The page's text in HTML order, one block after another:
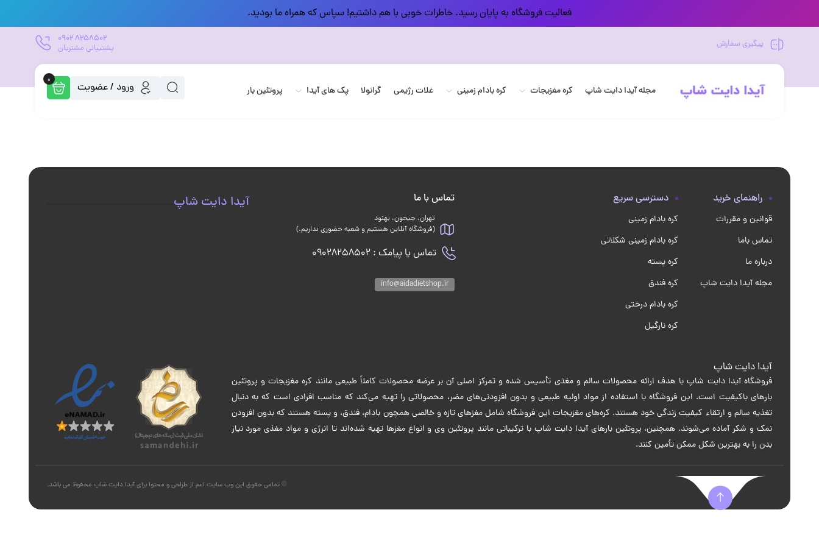
فعالیت فروشگاه به پایان رسید. خاطرات خوبی با هم داشتیم! سپاس که همراه ما بودید.
پیگیری سفارش 8258502
0902
پشتیبانی مشتریان
مجله آیدا دایت شاپ کره مغزیجات کره بادام زمینی غلات رژیمی گرانولا پک های آیدا پروتئین بار
0
ورود / عضویت
راهنمای خرید
قوانین و مقررات
تماس باما
درباره ما
مجله آیدا دایت شاپ
دسترسی سریع
کره بادام زمینی
کره بادام زمینی شکلاتی
کره پسته
کره فندق
کره بادام درختی
کره نارگیل
تماس با ما
تهران، جیحون، بهنود
(فروشگاه آنلاین هستیم و شعبه حضوری نداریم.)
تماس یا پیامک : 09028258502
info@aidadietshop.ir
آیدا دایت شاپ
آیدا دایت شاپ
فروشگاه آیدا دایت شاپ با هدف ارائه محصولات سالم و مغذی تأسیس شده و تمرکز اصلی آن بر عرضه محصولات کاملاً طبیعی مانند کره مغزیجات و پروتئین
بارهای باکیفیت است. این فروشگاه با استفاده از مواد اولیه طبیعی و بدون افزودنی‌های مضر، محصولاتی را تهیه می‌کند که مناسب افرادی است که به دنبال
تغذیه سالم و ارتقاء کیفیت زندگی خود هستند. کره‌های مغزیجات این فروشگاه شامل مغزهای تازه و خالصی همچون بادام، فندق، و پسته هستند که بدون افزودن
نمک و شکر آماده می‌شوند. همچنین، پروتئین بارهای آیدا دایت شاپ با ترکیباتی مانند پروتئین وی و انواع مغزها تهیه شده‌اند تا انرژی و مواد مغذی مورد نیاز
بدن را به بهترین شکل ممکن تأمین کنند.
© تمامی حقوق این وب سایت اعم از طراحی و محتوا برای آیدا دایت شاپ محفوظ می باشد.